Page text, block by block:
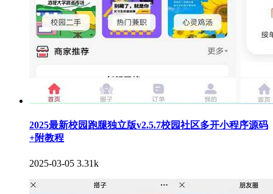
2025最新校园跑腿独立版v2.5.7校园社区多开小程序源码
+附教程
2025-03-05 3.31k